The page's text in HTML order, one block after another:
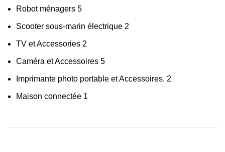
Robot ménagers 5
Scooter sous-marin électrique 2
TV et Accessories 2
Caméra et Accessoires 5
Imprimante photo portable et Accessoires. 2
Maison connectée 1